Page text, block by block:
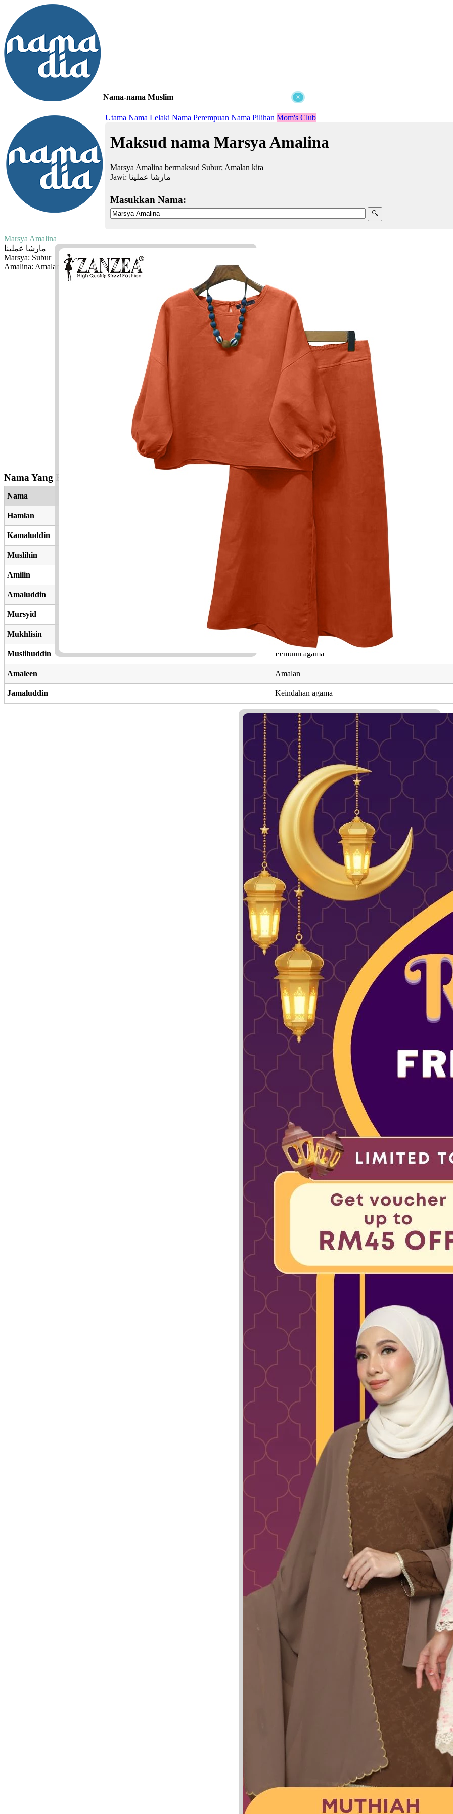
×
Nama-nama Muslim
Utama Nama Lelaki Nama Perempuan Nama Pilihan Mom's Club
Maksud nama Marsya Amalina
Marsya Amalina bermaksud Subur; Amalan kita
Jawi: مارشا عملينا
Masukkan Nama:
Marsya Amalina
مارشا عملينا
Marsya: Subur
Amalina: Amalan kita
Nama Yang Berkaitan
Nama
Hamlan
Kamaluddin
Muslihin
Amilin
Amaluddin
Mursyid Pembimbing, guru, pemberi petunjuk
Mukhlisin Yang ikhlas
Muslihuddin Pemulih agama
Amaleen Amalan
Jamaluddin Keindahan agama